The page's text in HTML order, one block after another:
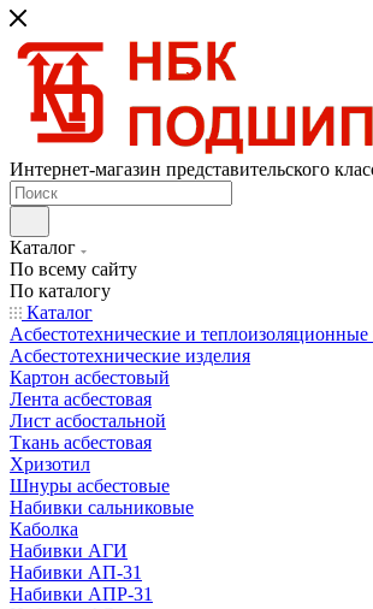
Интернет-магазин представительского
Каталог
По всему сайту
По каталогу
Каталог
Асбестотехнические и
Асбестотехнические изделия
Картон асбестовый
Лента асбестовая
Лист асбостальной
Ткань асбестовая
Хризотил
Шнуры асбестовые
Набивки сальниковые
Каболка
Набивки АГИ
Набивки АП-31
Набивки АПР-31